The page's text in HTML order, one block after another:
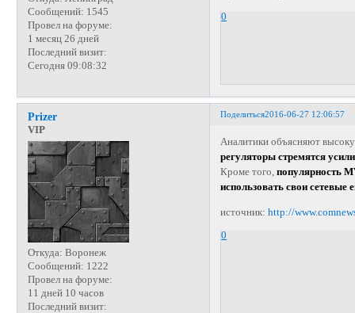
Сообщений: 1545
Провел на форуме:
1 месяц 26 дней
Последний визит:
Сегодня 09:08:32
0
Поделиться2016-06-27 12:06:57
Prizer
VIP
Откуда: Воронеж
Сообщений: 1222
Провел на форуме:
11 дней 10 часов
Последний визит:
Аналитики объясняют
регуляторы стремятся
Кроме того,популярность
использовать свои сетевые
источник:http://
0